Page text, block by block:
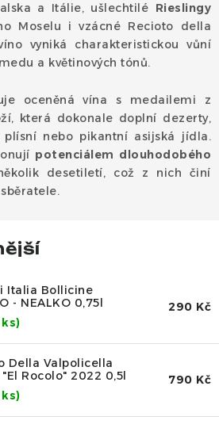
Kontakty
a Itálie, ušlechtilé Rieslingy
Moselu i vzácné Recioto della
vyniká charakteristickou vůní
a květinových tónů.
oceněná vína s medailemi z
která dokonale doplní dezerty,
nebo pikantní asijská jídla.
potenciálem dlouhodobého
desetiletí, což z nich činí
Italia Bollicine
- NEALKO 0,75l
ks)
290 Kč
Della Valpolicella
"El Rocolo" 2022 0,5l
ks)
790 Kč